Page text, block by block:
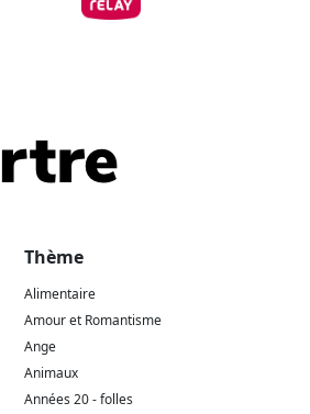
Thème
Alimentaire
Amour et Romantisme
Ange
Animaux
Années 20 - folles